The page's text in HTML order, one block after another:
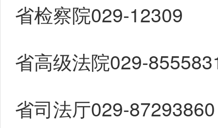
省检察院029-12309
省高级法院029-
省司法厅029-87293860